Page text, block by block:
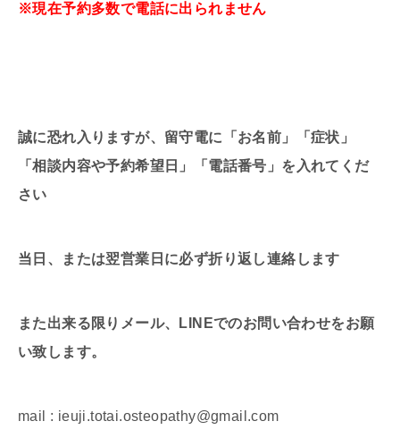
※現在予約多数で電話に出られません
誠に恐れ入りますが、留守電に「お名前」「症状」
「相談内容や予約希望日」「電話番号」を入れてくだ
さい
当日、または翌営業日に必ず折り返し連絡します
また出来る限りメール、LINEでのお問い合わせをお願
い致します。
mail : ieuji.totai.osteopathy@gmail.com